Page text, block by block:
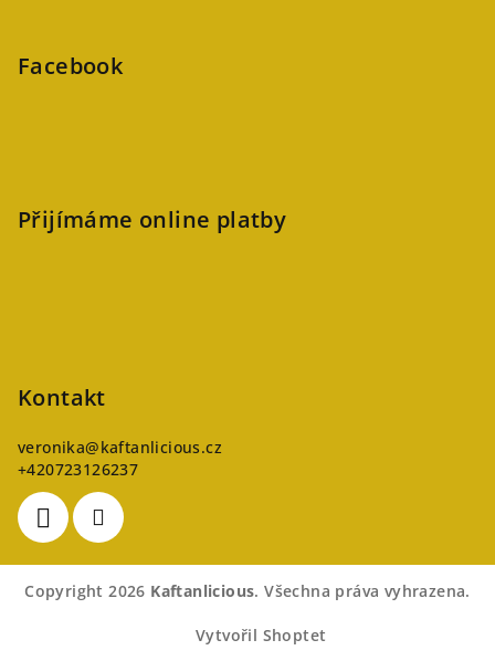
Facebook
Přijímáme online platby
Kontakt
veronika@kaftanlicious.cz
+420723126237
Copyright 2026 Kaftanlicious. Všechna práva vyhrazena.
Vytvořil Shoptet